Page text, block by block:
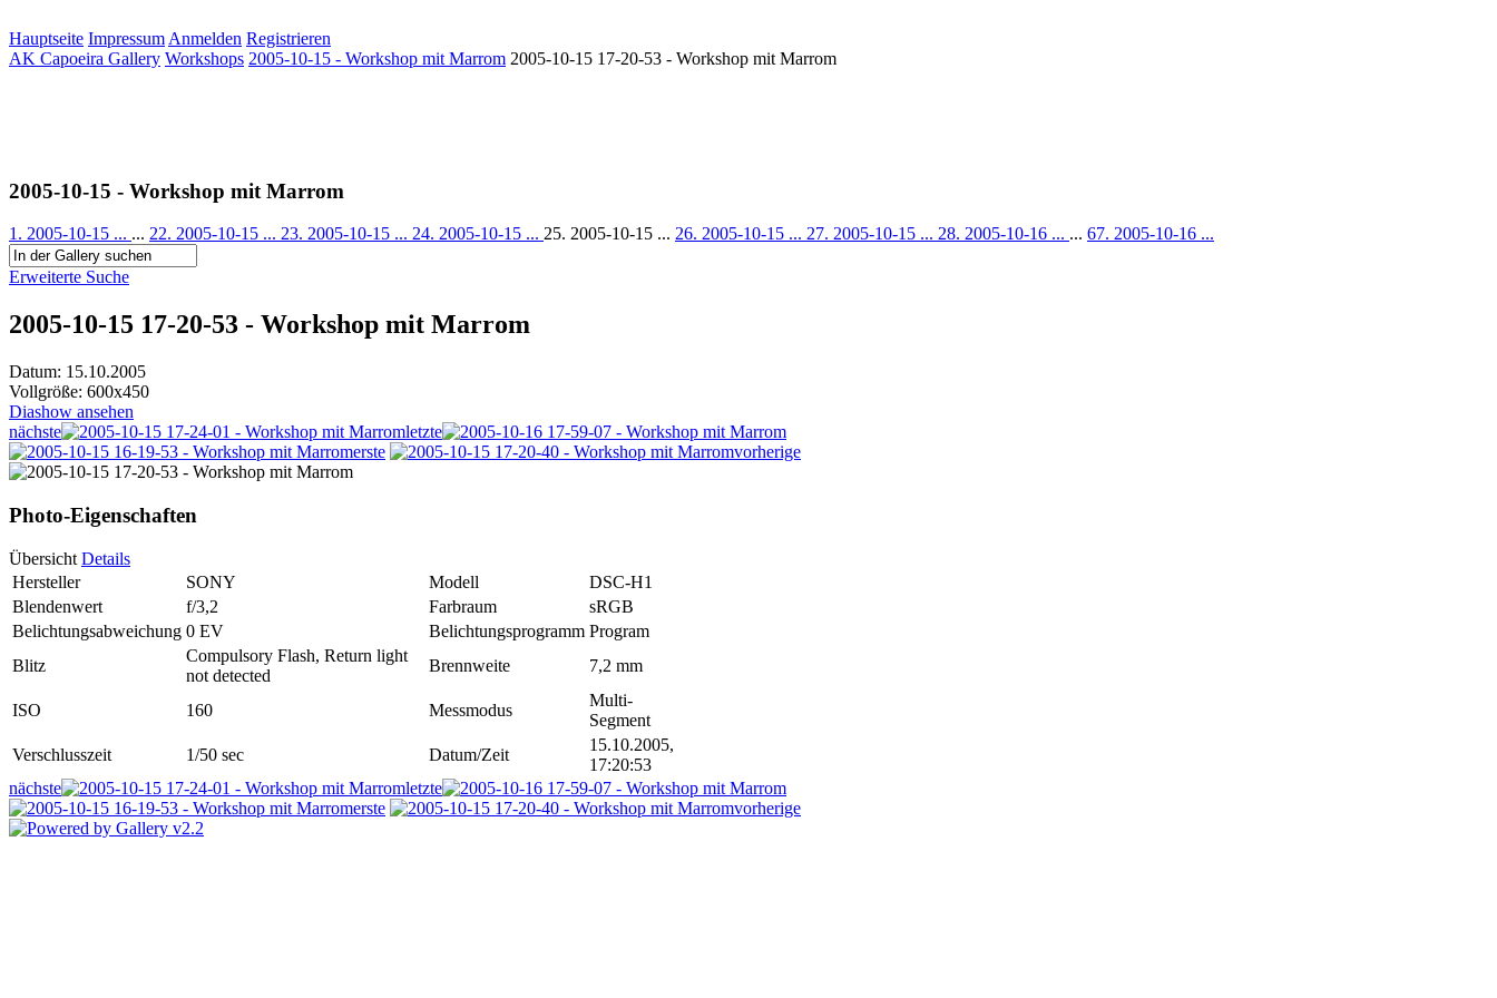
Hauptseite Impressum Anmelden Registrieren
AK Capoeira Gallery Workshops 2005-10-15 - Workshop mit Marrom 2005-10-15 17-20-53 - Workshop mit Marrom
2005-10-15 - Workshop mit Marrom
1. 2005-10-15 ... ... 22. 2005-10-15 ... 23. 2005-10-15 ... 24. 2005-10-15 ... 25. 2005-10-15 ... 26. 2005-10-15 ... 27. 2005-10-15 ... 28. 2005-10-16 ... ... 67. 2005-10-16 ...
Erweiterte Suche
2005-10-15 17-20-53 - Workshop mit Marrom
Datum: 15.10.2005
Vollgröße: 600x450
Diashow ansehen
nächste
letzte
erste
vorherige
Photo-Eigenschaften
Übersicht Details
Hersteller
SONY Modell
DSC-H1
Blendenwert
f/3,2 Farbraum
sRGB
Belichtungsabweichung 0 EV Belichtungsprogramm Program
Blitz
Compulsory Flash, Return light
not detected
Brennweite 7,2 mm
ISO 160 Messmodus
Multi-
Segment
Verschlusszeit
1/50 sec Datum/Zeit
15.10.2005,
17:20:53
nächste
letzte
erste
vorherige